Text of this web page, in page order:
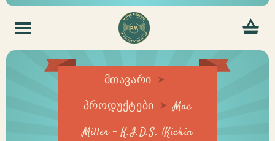
მთავარი
პროდუქტები
Mac
Miller – K.I.D.S. (Kickin